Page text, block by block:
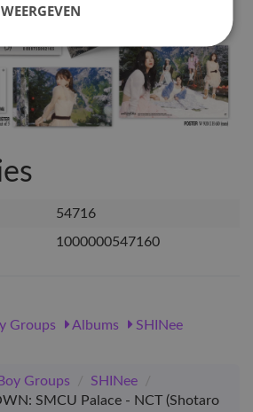
54716
1000000547160
Groups Albums
SHINee
Boy Groups / SHINee
/
SMCU Palace - NCT (Shotaro